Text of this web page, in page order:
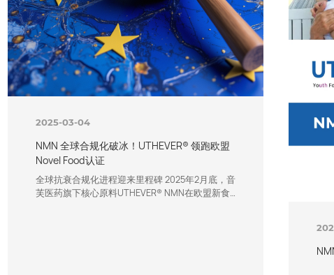
2025-03-04
NMN 全球合规化破冰！UTHEVER® 领跑欧盟
Novel Food认证
全球抗衰合规化进程迎来里程碑 2025年2月底，音
芙医药旗下核心原料UTHEVER® NMN在欧盟新食